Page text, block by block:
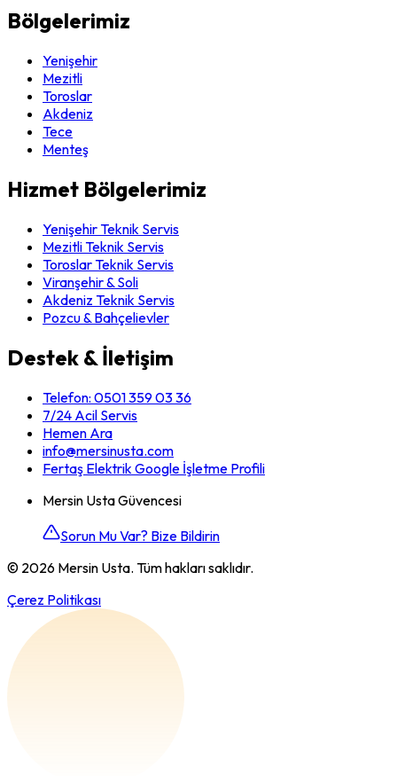
Bölgelerimiz
Yenişehir
Mezitli
Toroslar
Akdeniz
Tece
Menteş
Hizmet Bölgelerimiz
Yenişehir Teknik Servis
Mezitli Teknik Servis
Toroslar Teknik Servis
Viranşehir & Soli
Akdeniz Teknik Servis
Pozcu & Bahçelievler
Destek & İletişim
Telefon: 0501 359 03 36
7/24 Acil Servis
Hemen Ara
info@mersinusta.com
Fertaş Elektrik Google İşletme Profili
Mersin Usta Güvencesi
Sorun Mu Var? Bize Bildirin
© 2026 Mersin Usta. Tüm hakları saklıdır.
Çerez Politikası